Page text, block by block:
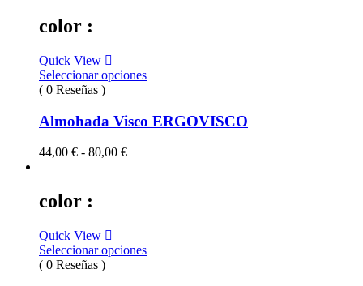
color :
Quick View
Seleccionar opciones
( 0 Reseñas )
Almohada Visco ERGOVISCO
44,00 € - 80,00 €Rango
color :
Quick View
Seleccionar opciones
( 0 Reseñas )